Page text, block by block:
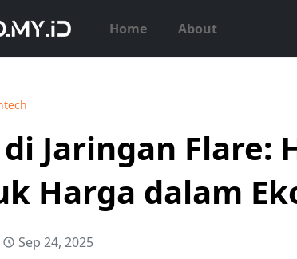
Home About
di Jaringan Flare:
Harga dalam
Sep 24, 2025